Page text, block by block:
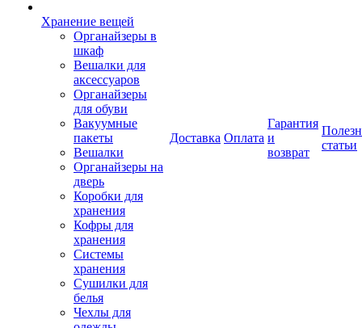
Хранение вещей
Органайзеры в
шкаф
Вешалки для
аксессуаров
Органайзеры
для обуви
Вакуумные
пакеты
Вешалки
Органайзеры на
дверь
Коробки для
хранения
Кофры для
хранения
Системы
хранения
Сушилки для
белья
Чехлы для
Доставка Оплата
Гарантия
и
возврат
статьи